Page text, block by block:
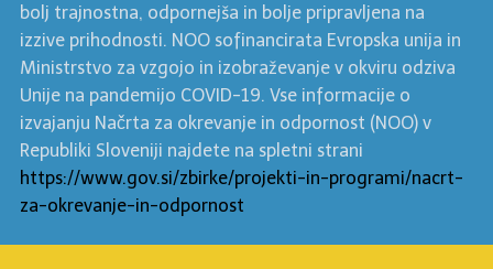
bolj trajnostna, odpornejša in bolje pripravljena na
izzive prihodnosti. NOO sofinancirata Evropska unija in
Ministrstvo za vzgojo in izobraževanje v okviru odziva
Unije na pandemijo COVID-19. Vse informacije o
izvajanju Načrta za okrevanje in odpornost (NOO) v
Republiki Sloveniji najdete na spletni strani
https://www.gov.si/zbirke/projekti-in-programi/nacrt-
za-okrevanje-in-odpornost